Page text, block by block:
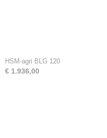
HSM-agri BLG 120
€ 1.936,00